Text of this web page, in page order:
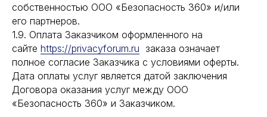
собственностью ООО «Безопасность 360» и/или
его партнеров.
1.9. Оплата Заказчиком оформленного на
сайте https://privacyforum.ru заказа означает
полное согласие Заказчика с условиями оферты.
Дата оплаты услуг является датой заключения
Договора оказания услуг между ООО
«Безопасность 360» и Заказчиком.